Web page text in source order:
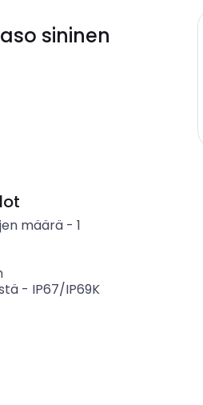
sininen
määrä- 1
- IP67/IP69K